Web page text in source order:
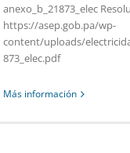
anexo_b_21873_elec
https://asep.gob.pa/wp-
content/uploads/
873_elec.pdf
Más información